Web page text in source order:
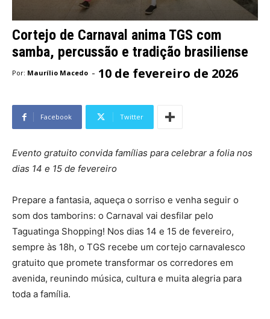
Cortejo de Carnaval anima TGS com
samba, percussão e tradição brasiliense
Por: Maurílio Macedo - 10 de fevereiro de 2026
Facebook Twitter
Evento gratuito convida famílias para celebrar a folia nos
dias 14 e 15 de fevereiro
Prepare a fantasia, aqueça o sorriso e venha seguir o
som dos tamborins: o Carnaval vai desfilar pelo
Taguatinga Shopping! Nos dias 14 e 15 de fevereiro,
sempre às 18h, o TGS recebe um cortejo carnavalesco
gratuito que promete transformar os corredores em
avenida, reunindo música, cultura e muita alegria para
toda a família.